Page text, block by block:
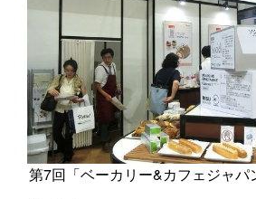
第7回「ベーカリー&カフェジャパ